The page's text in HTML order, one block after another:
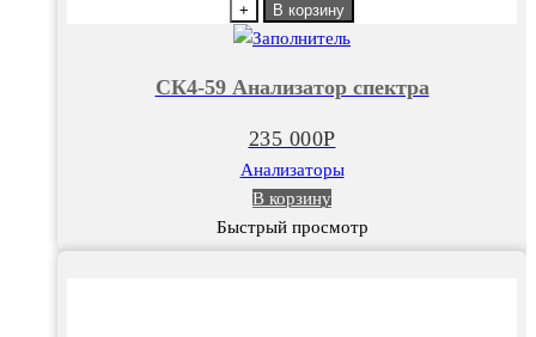
Анализатор
+ В корзину
СК4-59 Анализатор спектра
235 000Р
Анализаторы
В корзину
Быстрый просмотр